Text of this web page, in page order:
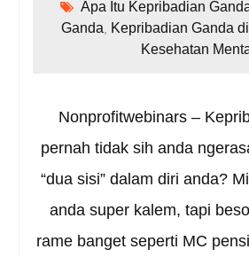
Apa Itu Kepribadian
Ganda, Kepribadian Ganda
Kesehatan
Nonprofitwebinars –
pernah tidak sih anda
“dua sisi” dalam diri anda?
anda super kalem, tapi
rame banget seperti MC